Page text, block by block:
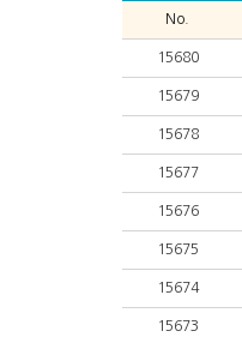
No.
15680
15679
15678
15677
15676
15675
15674
15673